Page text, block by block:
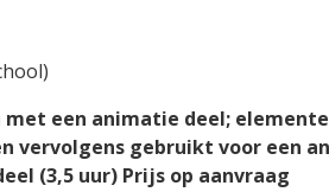
een animatie deel;
vervolgens gebruikt voor een
(3,5 uur) Prijs op aanvraag